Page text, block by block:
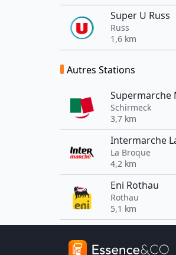
Super U Russ
Russ
1,6 km
Autres Stations
Supermarche
Schirmeck
3,7 km
Intermarche
La Broque
4,2 km
Eni Rothau
Rothau
5,1 km